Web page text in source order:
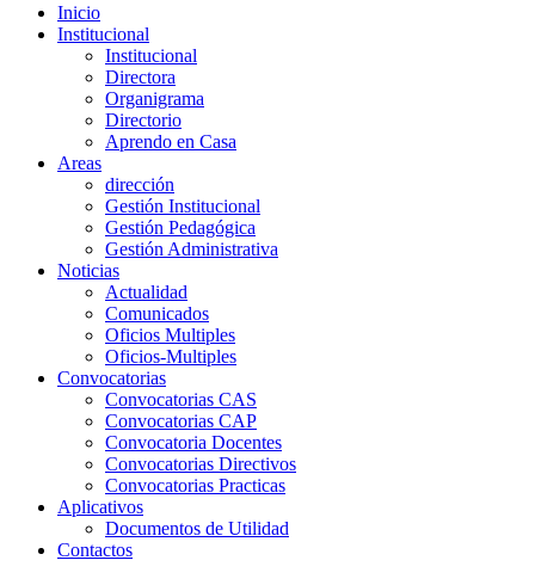
Inicio
Institucional
Institucional
Directora
Organigrama
Directorio
Aprendo en Casa
Areas
dirección
Gestión Institucional
Gestión Pedagógica
Gestión Administrativa
Noticias
Actualidad
Comunicados
Oficios Multiples
Oficios-Multiples
Convocatorias
Convocatorias CAS
Convocatorias CAP
Convocatoria Docentes
Convocatorias Directivos
Convocatorias Practicas
Aplicativos
Documentos de Utilidad
Contactos